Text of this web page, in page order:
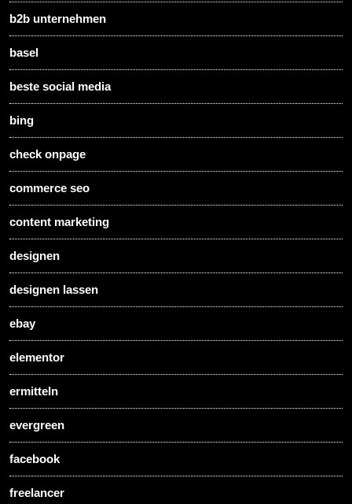
b2b unternehmen
basel
beste social media
bing
check onpage
commerce seo
content marketing
designen
designen lassen
ebay
elementor
ermitteln
evergreen
facebook
freelancer